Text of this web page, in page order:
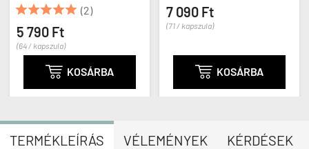
 (2)
5 790 Ft
(64 / kapszula)
 KOSÁRBA
7 090 Ft
(71 / kapszula)
 KOSÁRBA
TERMÉKLEÍRÁS VÉLEMÉNYEK KÉRDÉSEK